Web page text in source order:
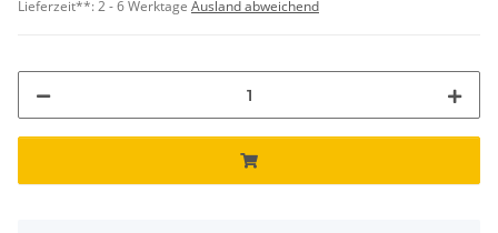
Lieferzeit**:2 - 6 Werktage Ausland abweichend